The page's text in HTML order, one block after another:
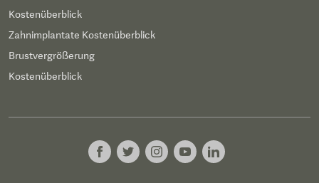
Kostenüberblick
Zahnimplantate Kostenüberblick
Brustvergrößerung
Kostenüberblick